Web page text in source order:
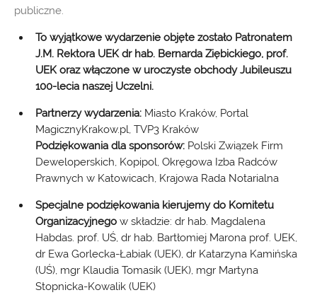
publiczne.
To wyjątkowe wydarzenie objęte zostało Patronatem
J.M. Rektora UEK dr hab. Bernarda Ziębickiego, prof.
UEK oraz włączone w uroczyste obchody Jubileuszu
100-lecia naszej Uczelni.
Partnerzy wydarzenia: Miasto Kraków, Portal
MagicznyKrakow.pl, TVP3 Kraków
Podziękowania dla sponsorów: Polski Związek Firm
Deweloperskich, Kopipol, Okręgowa Izba Radców
Prawnych w Katowicach, Krajowa Rada Notarialna
Specjalne podziękowania kierujemy do Komitetu
Organizacyjnego w składzie: dr hab. Magdalena
Habdas. prof. UŚ, dr hab. Bartłomiej Marona prof. UEK,
dr Ewa Gorlecka-Łabiak (UEK), dr Katarzyna Kamińska
(UŚ), mgr Klaudia Tomasik (UEK), mgr Martyna
Stopnicka-Kowalik (UEK)